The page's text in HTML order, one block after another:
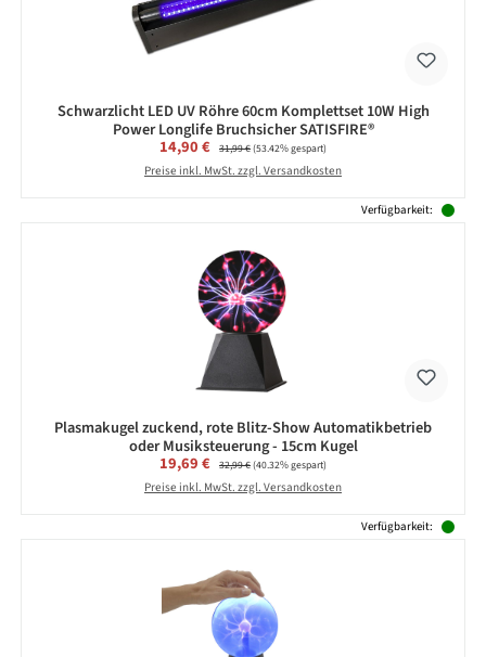
Schwarzlicht LED UV Röhre 60cm Komplettset 10W High
Power Longlife Bruchsicher SATISFIRE®
Verkaufspreis:
14,90 € Regulärer Preis:
31,99 €(53.42% gespart)
Preise inkl. MwSt. zzgl. Versandkosten
Verfügbarkeit:
Plasmakugel zuckend, rote Blitz-Show Automatikbetrieb
oder Musiksteuerung - 15cm Kugel
Verkaufspreis:
19,69 € Regulärer Preis:
32,99 €(40.32% gespart)
Preise inkl. MwSt. zzgl. Versandkosten
Verfügbarkeit: